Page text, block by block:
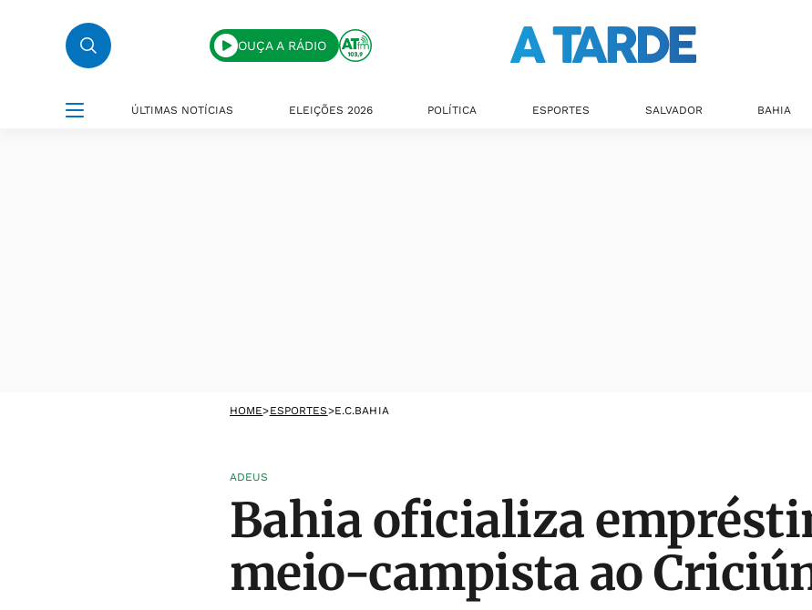
OUÇA A RÁDIO
ÚLTIMAS NOTÍCIAS ELEIÇÕES 2026 POLÍTICA ESPORTES SALVADOR BAHIA
HOME>ESPORTES>E.C.BAHIA
ADEUS
Bahia oficializa
meio-campista ao